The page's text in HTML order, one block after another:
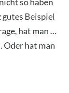
gutes Bei­spiel
hat man …
Oder hat man